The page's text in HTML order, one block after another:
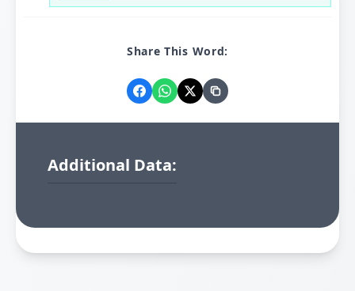
Share This Word:
Additional Data: